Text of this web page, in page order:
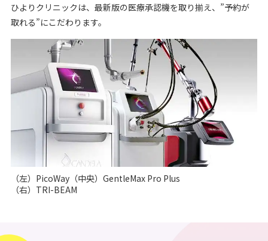
ひよりクリニックは、最新版の医療承認機を取り揃え、”予約が
取れる”にこだわります。
（左）PicoWay（中央）GentleMax Pro Plus
（右）TRI-BEAM